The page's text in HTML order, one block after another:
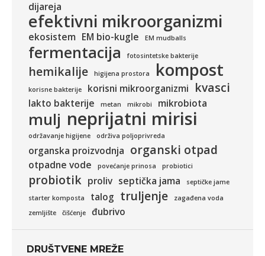
dijareja
efektivni mikroorganizmi
ekosistem EM bio-kugle EM mudballs
fermentacija fotosintetske bakterije
hemikalije higijena prostora kompost
korisne bakterije korisni mikroorganizmi kvasci
lakto bakterije metan mikrobi mikrobiota
mulj neprijatni mirisi
održavanje higijene održiva poljoprivreda
organska proizvodnja organski otpad
otpadne vode povećanje prinosa probiotici
probiotik proliv septička jama
septičke jame
starter komposta
talog truljenje
zagađena voda
zemljište
čišćenje đubrivo
DRUŠTVENE MREŽE